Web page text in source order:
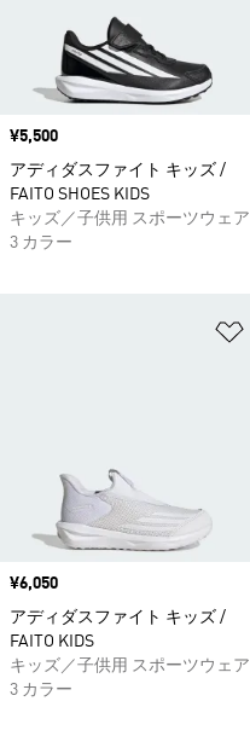
価格
¥5,500
アディダスファイト キッズ /
FAITO SHOES KIDS
キッズ／子供用 スポーツウェア
3 カラー
価格
¥6,050
アディダスファイト キッズ /
FAITO KIDS
キッズ／子供用 スポーツウェア
3 カラー